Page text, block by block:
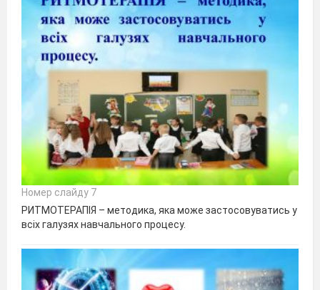
Номер слайду 7
РИТМОТЕРАПІЯ – методика, яка може застосовуватись у
всіх галузях навчального процесу.